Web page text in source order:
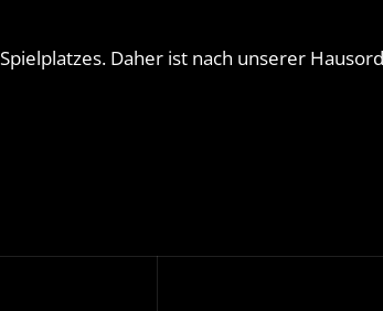
Daher ist nach unserer